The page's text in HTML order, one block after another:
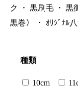
ク
・ 黒刷毛 ・ 黒
黒巻）
・ ｵﾘｼﾞﾅﾙ
種類
10cm